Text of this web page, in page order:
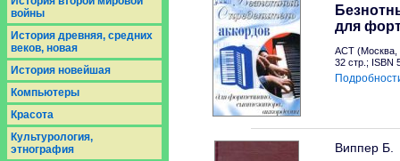
войны
История древняя, средних
веков, новая
История новейшая
Компьютеры
Красота
Культурология,
этнография
для
АСТ (Москва,
32 стр.; ISBN
Виппер Б.